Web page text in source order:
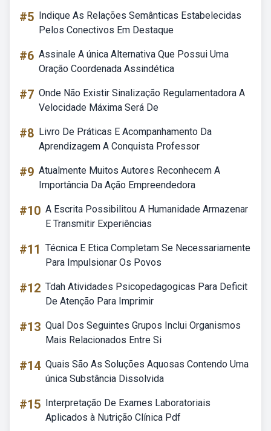
#5 Indique As Relações Semânticas Estabelecidas
Pelos Conectivos Em Destaque
#6 Assinale A única Alternativa Que Possui Uma
Oração Coordenada Assindética
#7 Onde Não Existir Sinalização Regulamentadora A
Velocidade Máxima Será De
#8 Livro De Práticas E Acompanhamento Da
Aprendizagem A Conquista Professor
#9 Atualmente Muitos Autores Reconhecem A
Importância Da Ação Empreendedora
#10 A Escrita Possibilitou A Humanidade Armazenar
E Transmitir Experiências
#11 Técnica E Etica Completam Se Necessariamente
Para Impulsionar Os Povos
#12 Tdah Atividades Psicopedagogicas Para Deficit
De Atenção Para Imprimir
#13 Qual Dos Seguintes Grupos Inclui Organismos
Mais Relacionados Entre Si
#14 Quais São As Soluções Aquosas Contendo Uma
única Substância Dissolvida
#15 Interpretação De Exames Laboratoriais
Aplicados à Nutrição Clínica Pdf